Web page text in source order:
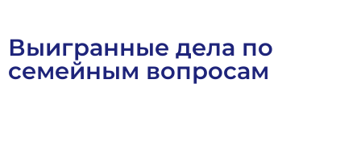
Выигранные дела по
семейным вопросам